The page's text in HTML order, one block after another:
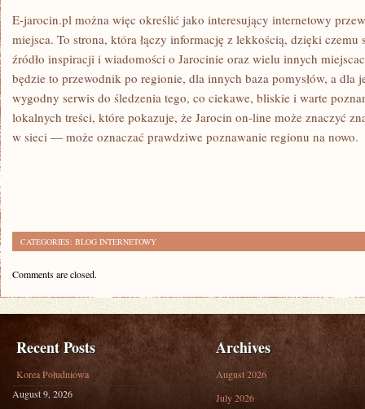
E-jarocin.pl można więc określić jako interesujący internetowy
miejsca. To strona, która łączy informację z lekkością, dzięki czemu
źródło inspiracji i wiadomości o Jarocinie oraz wielu innych
będzie to przewodnik po regionie, dla innych baza pomysłów, a dla
wygodny serwis do śledzenia tego, co ciekawe, bliskie i warte
lokalnych treści, które pokazuje, że Jarocin on-line może znaczyć
w sieci — może oznaczać prawdziwe poznawanie regionu na nowo.
CATEGORIES: BLOG INTERNETOWY
Comments are closed.
Recent Posts
Korea Południowa
August 9, 2026
Archives
August 2026
July 2026